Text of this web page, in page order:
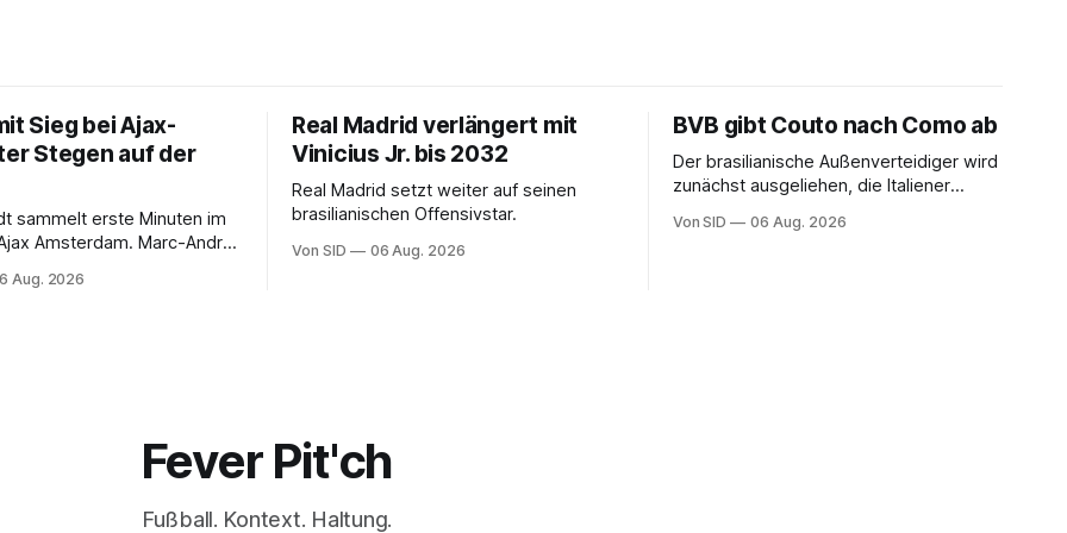
Sieg bei Ajax-
Stegen auf der
sammelt erste Minuten im
Amsterdam. Marc-André
Aug. 2026
Real Madrid verlängert mit
Vinicius Jr. bis 2032
Real Madrid setzt weiter auf seinen
brasilianischen Offensivstar.
Von SID 06 Aug. 2026
BVB gibt Couto nach Como ab
Der brasilianische Außenverteidiger wird
zunächst ausgeliehen, die Italiener
Von SID 06 Aug. 2026
Fever Pit'ch
Fußball. Kontext. Haltung.